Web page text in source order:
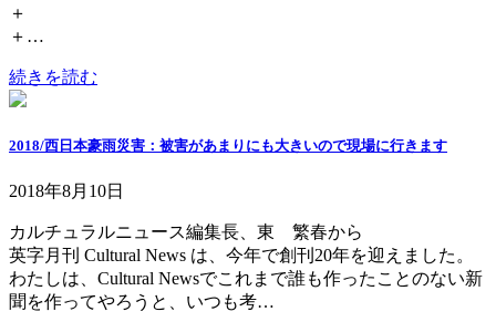
＋
＋…
続きを読む
2018/西日本豪雨災害：被害があまりにも大きいので現場に行きます
2018年8月10日
カルチュラルニュース編集長、東 繁春から
英字月刊 Cultural News は、今年で創刊20年を迎えました。
わたしは、Cultural Newsでこれまで誰も作ったことのない新
聞を作ってやろうと、いつも考…